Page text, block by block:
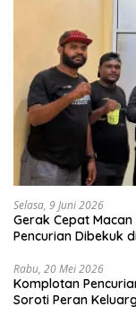
Selasa, 9 Juni 2026
Gerak Cepat Macan
Pencurian Dibekuk
Rabu, 20 Mei 2026
Komplotan
Soroti Peran